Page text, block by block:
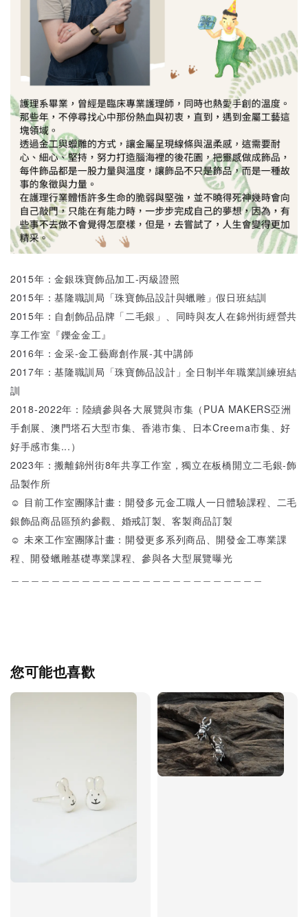
2015年：金銀珠寶飾品加工-丙級證照
2015年：基隆職訓局「珠寶飾品設計與蠟雕」假日班結訓
2015年：自創飾品品牌「二毛銀」、同時與友人在錦州街經營共
享工作室『鑠金金工』
2016年：金采-金工藝廊創作展-其中講師
2017年：基隆職訓局「珠寶飾品設計」全日制半年職業訓練班結
訓
2018-2022年：陸續參與各大展覽與市集（PUA MAKERS亞洲
手創展、澳門塔石大型市集、香港市集、日本Creema市集、好
好手感市集...）
2023年：搬離錦州街8年共享工作室，獨立在板橋開立二毛銀-飾
品製作所
☺ 目前工作室團隊計畫：開發多元金工職人一日體驗課程、二毛
銀飾品商品區預約參觀、婚戒訂製、客製商品訂製
☺ 未來工作室團隊計畫：開發更多系列商品、開發金工專業課
程、開發蠟雕基礎專業課程、參與各大型展覽曝光
您可能也喜歡